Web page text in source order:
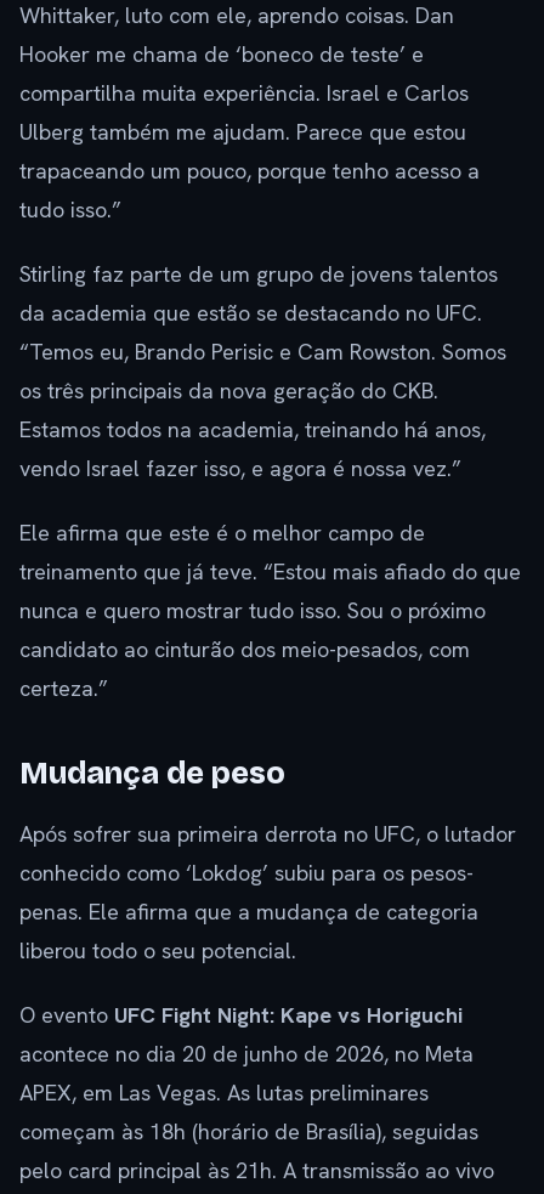
Whittaker, luto com ele, aprendo coisas. Dan
Hooker me chama de ‘boneco de teste’ e
compartilha muita experiência. Israel e Carlos
Ulberg também me ajudam. Parece que estou
trapaceando um pouco, porque tenho acesso a
tudo isso.”
Stirling faz parte de um grupo de jovens talentos
da academia que estão se destacando no UFC.
“Temos eu, Brando Perisic e Cam Rowston. Somos
os três principais da nova geração do CKB.
Estamos todos na academia, treinando há anos,
vendo Israel fazer isso, e agora é nossa vez.”
Ele afirma que este é o melhor campo de
treinamento que já teve. “Estou mais afiado do que
nunca e quero mostrar tudo isso. Sou o próximo
candidato ao cinturão dos meio-pesados, com
certeza.”
Mudança de peso
Após sofrer sua primeira derrota no UFC, o lutador
conhecido como ‘Lokdog’ subiu para os pesos-
penas. Ele afirma que a mudança de categoria
liberou todo o seu potencial.
O evento UFC Fight Night: Kape vs Horiguchi
acontece no dia 20 de junho de 2026, no Meta
APEX, em Las Vegas. As lutas preliminares
começam às 18h (horário de Brasília), seguidas
pelo card principal às 21h. A transmissão ao vivo